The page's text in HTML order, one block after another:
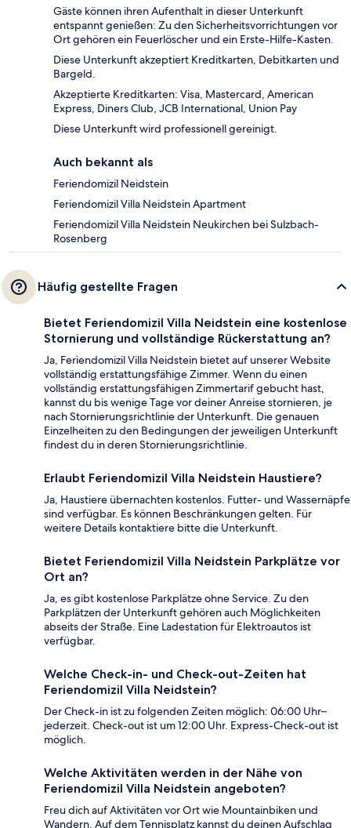
Gäste können ihren Aufenthalt in dieser Unterkunft
entspannt genießen: Zu den Sicherheitsvorrichtungen vor
Ort gehören ein Feuerlöscher und ein Erste-Hilfe-Kasten.
Diese Unterkunft akzeptiert Kreditkarten, Debitkarten und
Bargeld.
Akzeptierte Kreditkarten: Visa, Mastercard, American
Express, Diners Club, JCB International, Union Pay
Diese Unterkunft wird professionell gereinigt.
Auch bekannt als
Feriendomizil Neidstein
Feriendomizil Villa Neidstein Apartment
Feriendomizil Villa Neidstein Neukirchen bei Sulzbach-
Rosenberg
Häufig gestellte Fragen
Bietet Feriendomizil Villa Neidstein eine kostenlose
Stornierung und vollständige Rückerstattung an?
Ja, Feriendomizil Villa Neidstein bietet auf unserer Website
vollständig erstattungsfähige Zimmer. Wenn du einen
vollständig erstattungsfähigen Zimmertarif gebucht hast,
kannst du bis wenige Tage vor deiner Anreise stornieren, je
nach Stornierungsrichtlinie der Unterkunft. Die genauen
Einzelheiten zu den Bedingungen der jeweiligen Unterkunft
findest du in deren Stornierungsrichtlinie.
Erlaubt Feriendomizil Villa Neidstein Haustiere?
Ja, Haustiere übernachten kostenlos. Futter- und Wassernäpfe
sind verfügbar. Es können Beschränkungen gelten. Für
weitere Details kontaktiere bitte die Unterkunft.
Bietet Feriendomizil Villa Neidstein Parkplätze vor
Ort an?
Ja, es gibt kostenlose Parkplätze ohne Service. Zu den
Parkplätzen der Unterkunft gehören auch Möglichkeiten
abseits der Straße. Eine Ladestation für Elektroautos ist
verfügbar.
Welche Check-in- und Check-out-Zeiten hat
Feriendomizil Villa Neidstein?
Der Check-in ist zu folgenden Zeiten möglich: 06:00 Uhr–
jederzeit. Check-out ist um 12:00 Uhr. Express-Check-out ist
möglich.
Welche Aktivitäten werden in der Nähe von
Feriendomizil Villa Neidstein angeboten?
Freu dich auf Aktivitäten vor Ort wie Mountainbiken und
Wandern. Auf dem Tennisplatz kannst du deinen Aufschlag